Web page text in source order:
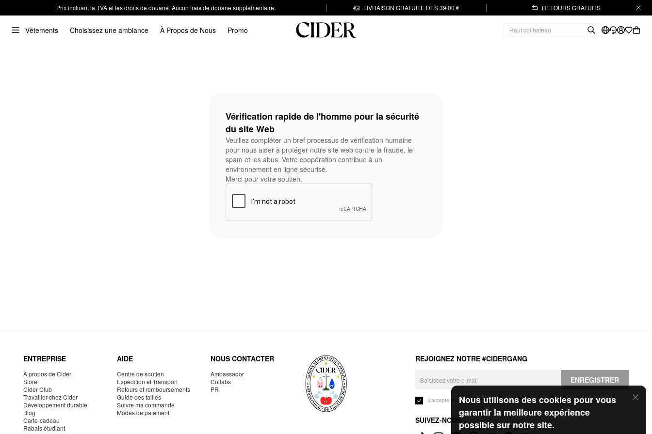
Prix incluant la TVA et les droits de douane. Aucun frais de douane supplémentaire. LIVRAISON GRATUITE DÈS 39,00 € RETOURS GRATUITS
Vêtements Choisissez une ambiance À Propos de Nous Promo
Nous utilisons des cookies pour vous
garantir la meilleure expérience
possible sur notre site.
Vérification rapide de l'homme pour la sécurité
du site Web
Veuillez compléter un bref processus de vérification humaine
pour nous aider à protéger notre site web contre la fraude, le
spam et les abus. Votre coopération contribue à un
environnement en ligne sécurisé.
Merci pour votre soutien.
ENTREPRISE
À propos de Cider
Store
Cider Club
Travailler chez Cider
Développement durable
Blog
Carte-cadeau
Rabais étudiant
AIDE
Centre de soutien
Expédition et Transport
Retours et remboursements
Guide des tailles
Suivre ma commande
Modes de paiement
NOUS CONTACTER
Ambassador
Collabs
PR
REJOIGNEZ NOTRE #CIDERGANG
ENREGISTRER
J'accepte les Conditions généraleset laPolitique de confidentialité.
SUIVEZ-NOUS